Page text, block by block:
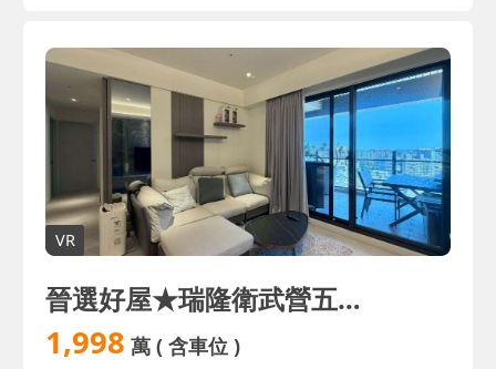
VR
晉選好屋★瑞隆衛武營五年屋｜高質感三房平車雙衛開窗
1,998 萬( 含車位 )